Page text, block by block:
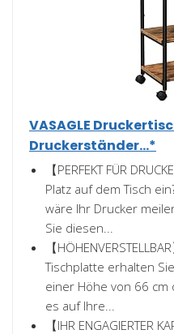
VASAGLE
Druckerständer...*
【PERFEKT FÜR
Platz auf dem Tisch
wäre Ihr Drucker
Sie diesen...
【
Tischplatte erhalten
einer Höhe von 66 cm
es auf Ihre...
【IHR ENGAGIERTER